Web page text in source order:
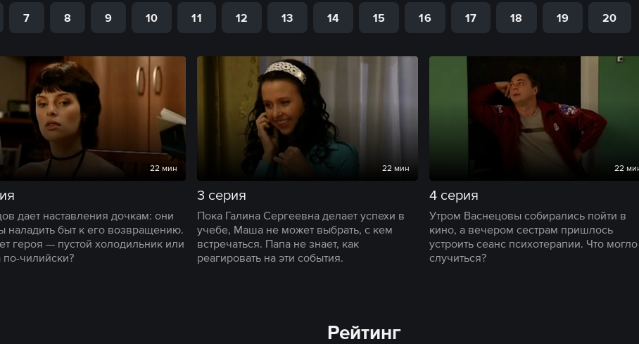
7 8 9 10 11 12 13 14 15 16 17 18 19 20
22 мин
дает наставления дочкам: они
наладить быт к его возвращению.
героя — пустой холодильник или
по-чилийски?
22 мин
3 серия
Пока Галина Сергеевна делает успехи в
учебе, Маша не может выбрать, с кем
встречаться. Папа не знает, как
реагировать на эти события.
22
4 серия
Утром Васнецовы собирались пойти в
кино, а вечером сестрам пришлось
устроить сеанс психотерапии. Что могло
случиться?
Рейтинг